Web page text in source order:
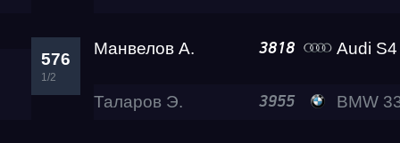
576
1/2
Манвелов А. 3818 Audi S4 Eva
Таларов Э. 3955 BMW 330d